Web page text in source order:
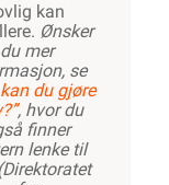
kan
Ønsker
du mer
se
du gjøre
, hvor du
finner
lenke til